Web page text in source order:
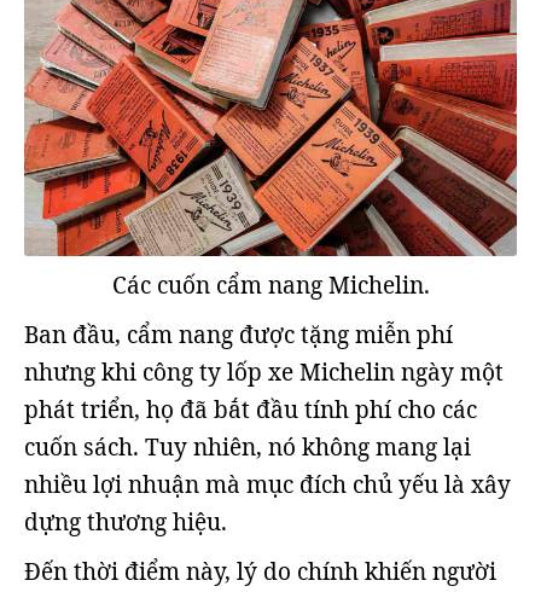
Các cuốn cẩm nang Michelin.
Ban đầu, cẩm nang được tặng miễn phí
nhưng khi công ty lốp xe Michelin ngày một
phát triển, họ đã bắt đầu tính phí cho các
cuốn sách. Tuy nhiên, nó không mang lại
nhiều lợi nhuận mà mục đích chủ yếu là xây
dựng thương hiệu.
Đến thời điểm này, lý do chính khiến người